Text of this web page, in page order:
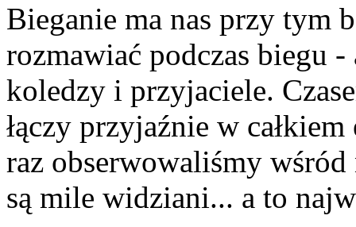
Bieganie ma nas przy tym
rozmawiać podczas biegu
koledzy i przyjaciele.
łączy przyjaźnie w
raz obserwowaliśmy
są mile widziani... a to